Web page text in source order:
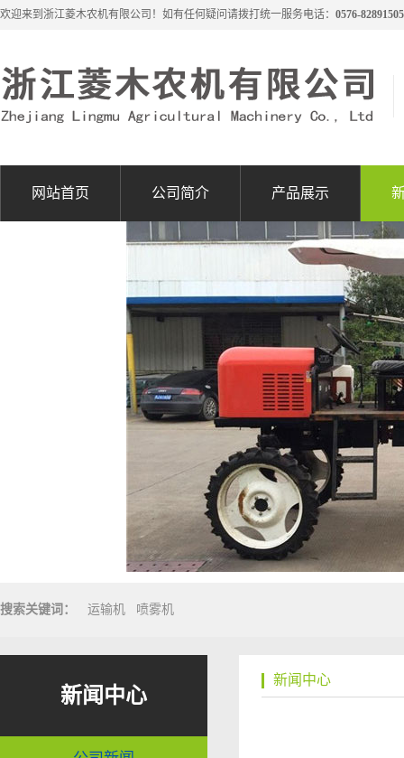
欢迎来到浙江菱木农机有限公司！如有任何疑问请拨打统一服务电话： 0576-82891505
网站首页 公司简介 产品展示
搜索关键词： 运输机 喷雾机
新闻中心
新闻中心